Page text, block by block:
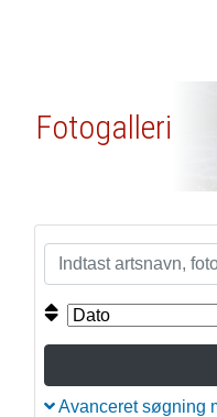
Fotogalleri
Avanceret søgning